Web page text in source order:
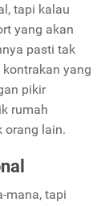
tapi kalau
yang akan
pasti tak
yang
pikir
rumah
orang lain.
mana, tapi